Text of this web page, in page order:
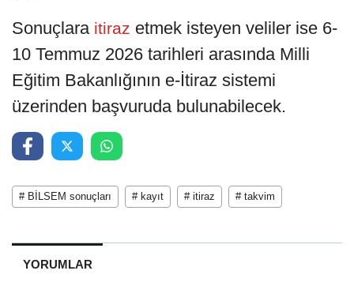
Sonuçlara itiraz etmek isteyen veliler ise 6-
10 Temmuz 2026 tarihleri arasında Milli
Eğitim Bakanlığının e-İtiraz sistemi
üzerinden başvuruda bulunabilecek.
# BİLSEM sonuçları # kayıt # itiraz # takvim
YORUMLAR